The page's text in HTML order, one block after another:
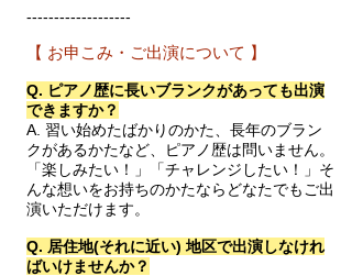
-------------------
【 お申こみ・ご出演について 】
Q. ピアノ歴に長いブランクがあっても出演
できますか？
A. 習い始めたばかりのかた、長年のブラン
クがあるかたなど、ピアノ歴は問いません。
「楽しみたい！」「チャレンジしたい！」そ
んな想いをお持ちのかたならどなたでもご出
演いただけます。
Q. 居住地(それに近い) 地区で出演しなけれ
ばいけませんか？